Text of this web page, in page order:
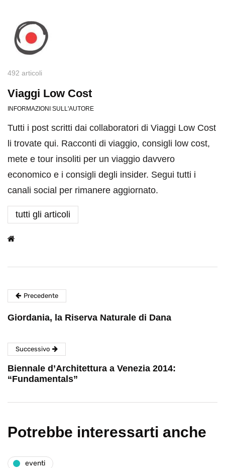
492 articoli
Viaggi Low Cost
INFORMAZIONI SULL'AUTORE
Tutti i post scritti dai collaboratori di Viaggi Low Cost
li trovate qui. Racconti di viaggio, consigli low cost,
mete e tour insoliti per un viaggio davvero
economico e i consigli degli insider. Segui tutti i
canali social per rimanere aggiornato.
tutti gli articoli
Precedente
Giordania, la Riserva Naturale di Dana
Successivo
Biennale d’Architettura a Venezia 2014:
“Fundamentals”
Potrebbe interessarti anche
eventi